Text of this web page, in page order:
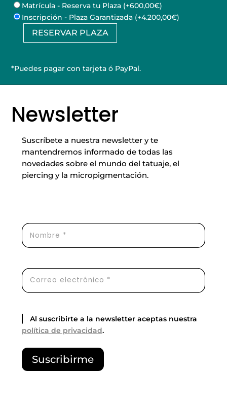
Matrícula - Reserva tu Plaza (+600,00€)
Inscripción - Plaza Garantizada (+4.200,00€)
Micropigmentación
cantidad
RESERVAR PLAZA
*Puedes pagar con tarjeta ó PayPal.
Newsletter
Suscríbete a nuestra newsletter y te
mantendremos informado de todas las
novedades sobre el mundo del tatuaje, el
piercing y la micropigmentación.
Al suscribirte a la newsletter aceptas nuestra
política de privacidad.
P
o
Suscribirme